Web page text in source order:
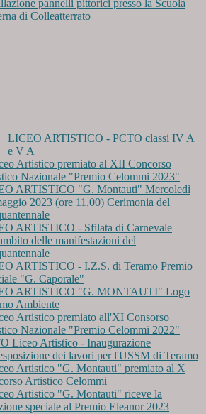
pannelli pittorici presso la Scuola
di Colleatterrato
LICEO ARTISTICO - PCTO classi IV A
e V A
Artistico premiato al XII Concorso
Nazionale "Premio Celommi 2023"
ARTISTICO "G. Montauti" Mercoledì
2023 (ore 11,00) Cerimonia del
ARTISTICO - Sfilata di Carnevale
delle manifestazioni del
ARTISTICO - I.Z.S. di Teramo Premio
"G. Caporale"
ARTISTICO "G. MONTAUTI" Logo
Ambiente
Artistico premiato all'XI Consorso
Nazionale "Premio Celommi 2022"
Liceo Artistico - Inaugurazione
dei lavori per l'USSM di Teramo
Artistico "G. Montauti" premiato al X
Artistico Celommi
Artistico "G. Montauti" riceve la
speciale al Premio Eleanor 2023